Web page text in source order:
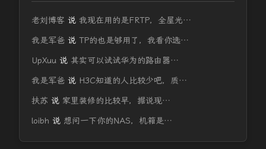
老刘博客 说 我现在用的是FRTP，全屋光…
我是军爸 说 TP的也是够用了，我看你选…
UpXuu 说 其实可以试试华为的路由器…
我是军爸 说 H3C知道的人比较少吧，质…
扶苏 说 家里装修的比较早，据说现…
loibh 说 想问一下你的NAS，机箱是…